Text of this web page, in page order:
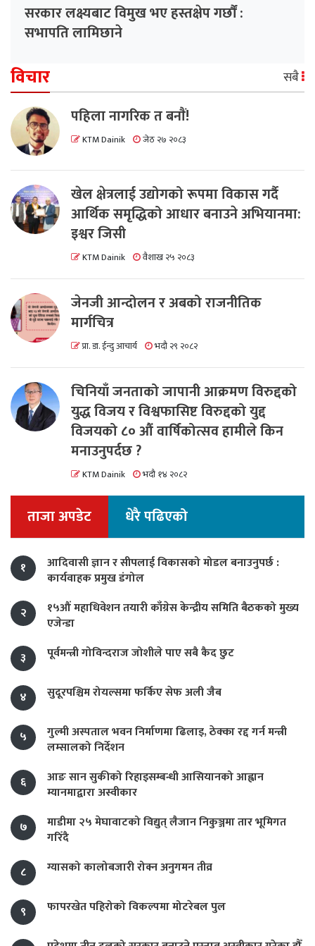
सरकार लक्ष्यबाट विमुख भए हस्तक्षेप गर्छौं :
सभापति लामिछाने
विचार सबै
पहिला नागरिक त बनाैं!
KTM Dainik जेठ २७ २०८३
खेल क्षेत्रलाई उद्योगको रूपमा विकास गर्दै
आर्थिक समृद्धिको आधार बनाउने अभियानमा:
इश्वर जिसी
KTM Dainik वैशाख २५ २०८३
जेनजी आन्दोलन र अबको राजनीतिक
मार्गचित्र
प्रा. डा. ईन्दु आचार्य भदौ २९ २०८२
चिनियाँ जनताको जापानी आक्रमण विरुद्दको
युद्ध विजय र विश्वफासिष्ट विरुद्दको युद्द
विजयको ८० औं वार्षिकोत्सव हामीले किन
मनाउनुपर्दछ ?
KTM Dainik भदौ १४ २०८२
ताजा अपडेट धेरै पढिएको
१
आदिवासी ज्ञान र सीपलाई विकासको मोडल बनाउनुपर्छ :
कार्यवाहक प्रमुख डंगोल
२
१५औं महाधिवेशन तयारी काँग्रेस केन्द्रीय समिति बैठकको मुख्य
एजेन्डा
३
पूर्वमन्त्री गोविन्दराज जोशीले पाए सबै कैद छुट
४ सुदूरपश्चिम रोयल्समा फर्किए सेफ अली जैब
५
गुल्मी अस्पताल भवन निर्माणमा ढिलाइ, ठेक्का रद्द गर्न मन्त्री
लम्सालको निर्देशन
६
आङ सान सुकीको रिहाइसम्बन्धी आसियानको आह्वान
म्यानमाद्वारा अस्वीकार
७
माडीमा २५ मेघावाटको विद्युत् लैजान निकुञ्जमा तार भूमिगत
गरिँदै
८
ग्यासको कालोबजारी रोक्न अनुगमन तीव्र
९ फापरखेत पहिरोको विकल्पमा मोटरेबल पुल